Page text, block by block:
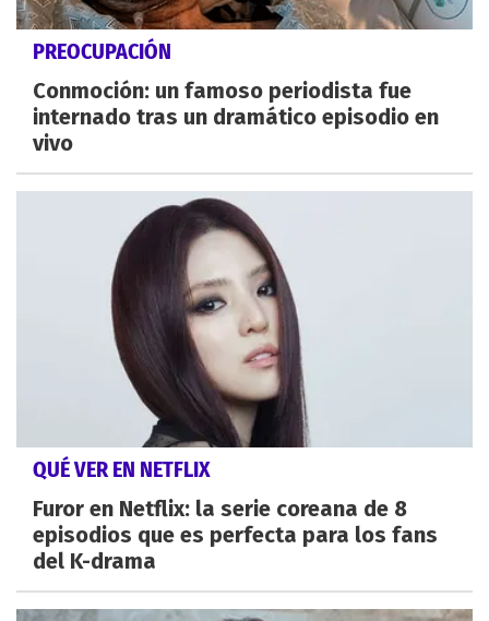
PREOCUPACIÓN
Conmoción: un famoso periodista fue
internado tras un dramático episodio en
vivo
QUÉ VER EN NETFLIX
Furor en Netflix: la serie coreana de 8
episodios que es perfecta para los fans
del K-drama